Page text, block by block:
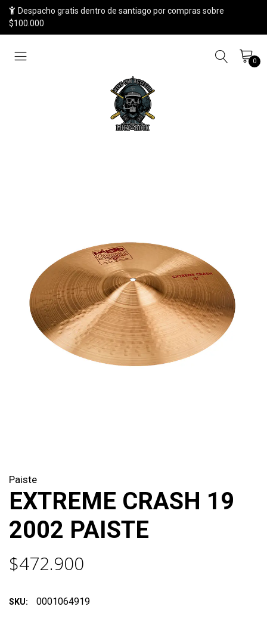
Despacho gratis dentro de santiago por compras sobre
$100.000
0
Paiste
EXTREME CRASH 19
2002 PAISTE
$472.900
SKU: 0001064919